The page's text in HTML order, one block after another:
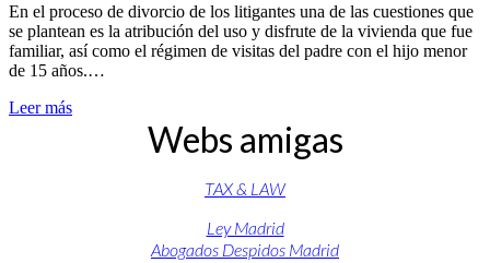
En el proceso de divorcio de los litigantes una de las cuestiones que
se plantean es la atribución del uso y disfrute de la vivienda que fue
familiar, así como el régimen de visitas del padre con el hijo menor
de 15 años.…
Leer más
Webs amigas
TAX & LAW
Ley Madrid
Abogados Despidos Madrid